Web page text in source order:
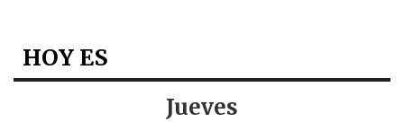
HOY ES
Jueves